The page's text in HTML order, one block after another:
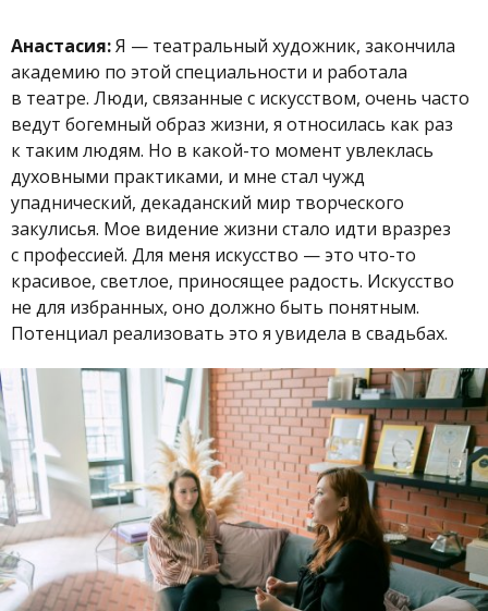
Анастасия:Я — театральный художник, закончила
академию по этой специальности и работала
в театре. Люди, связанные с искусством, очень часто
ведут богемный образ жизни, я относилась как раз
к таким людям. Но в какой-то момент увлеклась
духовными практиками, и мне стал чужд
упаднический, декаданский мир творческого
закулисья. Мое видение жизни стало идти вразрез
с профессией. Для меня искусство — это что-то
красивое, светлое, приносящее радость. Искусство
не для избранных, оно должно быть понятным.
Потенциал реализовать это я увидела в свадьбах.